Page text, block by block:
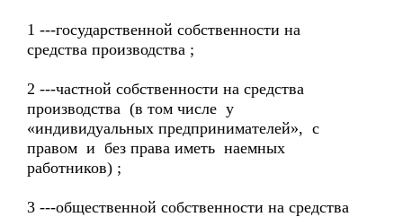
1 ---государственной собственности на
средства производства ;
2 ---частной собственности на средства
производства (в том числе у
«индивидуальных предпринимателей», с
правом и без права иметь наемных
работников) ;
3 ---общественной собственности на средства